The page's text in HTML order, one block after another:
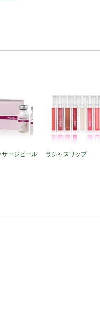
サージピール ラシャスリップ